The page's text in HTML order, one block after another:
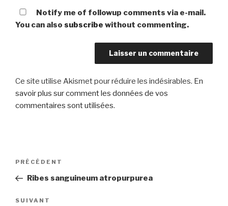
Notify me of followup comments via e-mail.
You can also subscribe without commenting.
Ce site utilise Akismet pour réduire les indésirables. En
savoir plus sur comment les données de vos
commentaires sont utilisées.
Navigation
l’article
Article
précédent
PRÉCÉDENT
Ribes sanguineum atropurpurea
Article
SUIVANT